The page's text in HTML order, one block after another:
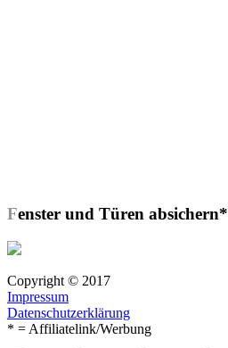
Fenster und Türen absichern*
Copyright © 2017
Impressum
Datenschutzerklärung
* = Affiliatelink/Werbung